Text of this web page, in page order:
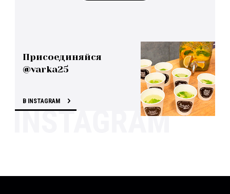
Присоединяйся
@varka25
В INSTAGRAM